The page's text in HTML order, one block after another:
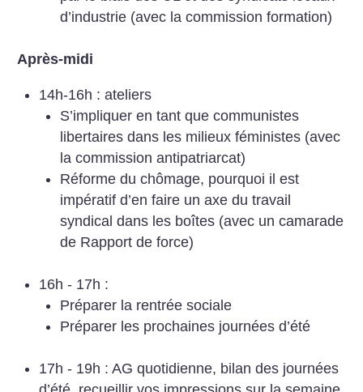
d’industrie (avec la commission formation)
Après-midi
14h-16h : ateliers
S’impliquer en tant que communistes
libertaires dans les milieux féministes (avec
la commission antipatriarcat)
Réforme du chômage, pourquoi il est
impératif d’en faire un axe du travail
syndical dans les boîtes (avec un camarade
de Rapport de force)
16h - 17h :
Préparer la rentrée sociale
Préparer les prochaines journées d’été
17h - 19h : AG quotidienne, bilan des journées